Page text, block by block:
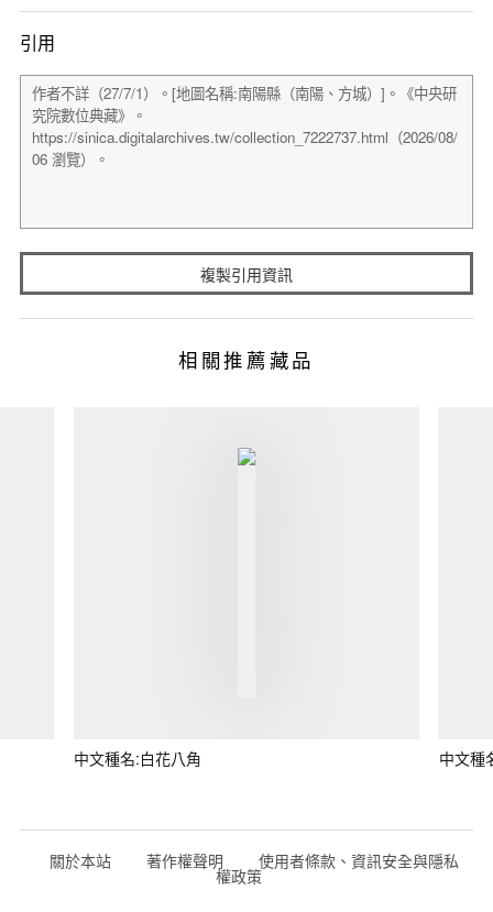
引用
複製引用資訊
相關推薦藏品
中文種名:白花八角 中文種
關於本站 著作權聲明 使用者條款、資訊安全與隱私
權政策